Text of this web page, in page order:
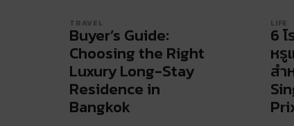
TRAVEL
Buyer’s Guide:
Choosing the Right
Luxury Long-Stay
Residence in
Bangkok
LIFE
6
หรู
สำ